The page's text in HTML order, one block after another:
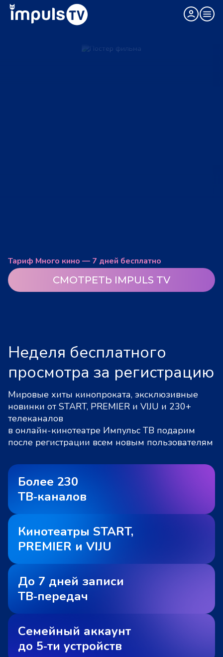
Тариф Много кино — 7 дней бесплатно
СМОТРЕТЬ IMPULS TV
Неделя бесплатного
просмотра за регистрацию
Мировые хиты кинопроката, эксклюзивные
новинки от START, PREMIER и VIJU и 230+
телеканалов
в онлайн-кинотеатре Импульс ТВ подарим
после регистрации всем новым пользователям
Более 230
ТВ‑каналов
Кинотеатры START,
PREMIER и VIJU
До 7 дней записи
ТВ‑передач
Семейный аккаунт
до 5‑ти устройств